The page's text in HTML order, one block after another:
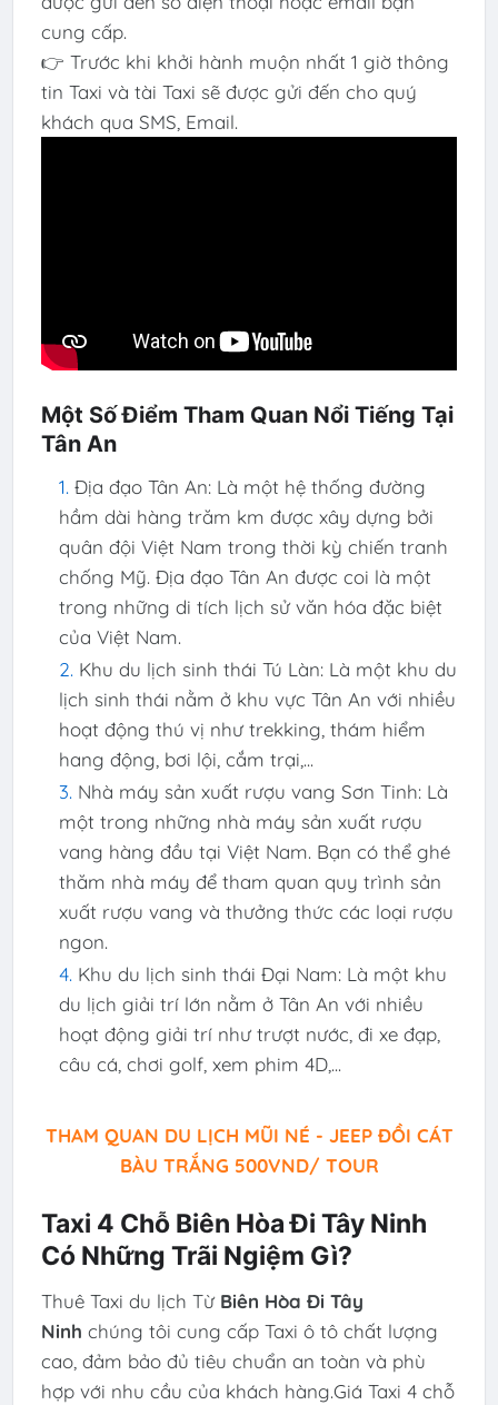
cung cấp.
👉 Trước khi khởi hành muộn nhất 1 giờ thông
tin Taxi và tài Taxi sẽ được gửi đến cho quý
khách qua SMS, Email.
Một Số Điểm Tham Quan Nổi Tiếng Tại
Tân An
Địa đạo Tân An: Là một hệ thống đường
hầm dài hàng trăm km được xây dựng bởi
quân đội Việt Nam trong thời kỳ chiến tranh
chống Mỹ. Địa đạo Tân An được coi là một
trong những di tích lịch sử văn hóa đặc biệt
của Việt Nam.
Khu du lịch sinh thái Tú Làn: Là một khu du
lịch sinh thái nằm ở khu vực Tân An với nhiều
hoạt động thú vị như trekking, thám hiểm
hang động, bơi lội, cắm trại,...
Nhà máy sản xuất rượu vang Sơn Tinh: Là
một trong những nhà máy sản xuất rượu
vang hàng đầu tại Việt Nam. Bạn có thể ghé
thăm nhà máy để tham quan quy trình sản
xuất rượu vang và thưởng thức các loại rượu
ngon.
Khu du lịch sinh thái Đại Nam: Là một khu
du lịch giải trí lớn nằm ở Tân An với nhiều
hoạt động giải trí như trượt nước, đi xe đạp,
câu cá, chơi golf, xem phim 4D,...
THAM QUAN DU LỊCH MŨI NÉ - JEEP ĐỒI CÁT
BÀU TRẮNG 500VND/ TOUR
Taxi 4 Chỗ Biên Hòa Đi Tây Ninh
Có Những Trãi Ngiệm Gì?
Thuê Taxi du lịch Từ Biên Hòa Đi Tây
Ninh chúng tôi cung cấp Taxi ô tô chất lượng
cao, đảm bảo đủ tiêu chuẩn an toàn và phù
hợp với nhu cầu của khách hàng.Giá Taxi 4 chỗ